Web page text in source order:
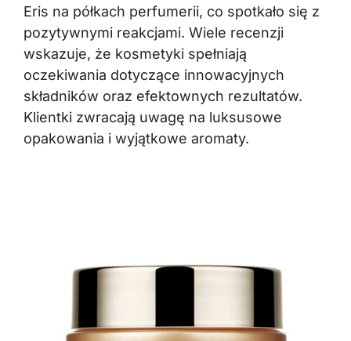
Eris na półkach perfumerii, co spotkało się z
pozytywnymi reakcjami. Wiele recenzji
wskazuje, że kosmetyki spełniają
oczekiwania dotyczące innowacyjnych
składników oraz efektownych rezultatów.
Klientki zwracają uwagę na luksusowe
opakowania i wyjątkowe aromaty.